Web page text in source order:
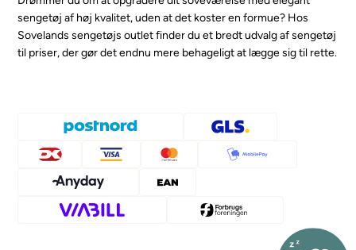
sengetøj af høj kvalitet, uden at det koster en formue? Hos
Sovelands sengetøjs outlet finder du et bredt udvalg af sengetøj
til priser, der gør det endnu mere behageligt at lægge sig til rette.